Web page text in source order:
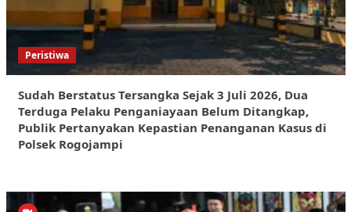
Peristiwa
Sudah Berstatus Tersangka Sejak 3 Juli 2026, Dua
Terduga Pelaku Penganiayaan Belum Ditangkap,
Publik Pertanyakan Kepastian Penanganan Kasus di
Polsek Rogojampi